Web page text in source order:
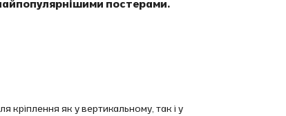
постерами.
кріплення як у вертикальному, так і у